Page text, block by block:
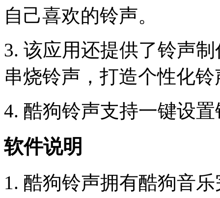
自己喜欢的铃声。
3. 该应用还提供了铃声
串烧铃声，打造个性化铃
4. 酷狗铃声支持一键设
软件说明
1. 酷狗铃声拥有酷狗音